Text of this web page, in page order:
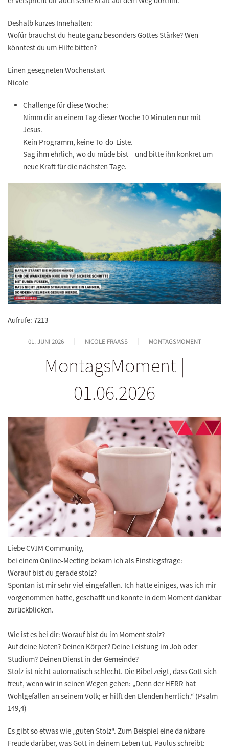
Deshalb kurzes Innehalten:
Wofür brauchst du heute ganz besonders Gottes Stärke? Wen
könntest du um Hilfe bitten?
Einen gesegneten Wochenstart
Nicole
Challenge für diese Woche:
Nimm dir an einem Tag dieser Woche 10 Minuten nur mit
Jesus.
Kein Programm, keine To-do-Liste.
Sag ihm ehrlich, wo du müde bist – und bitte ihn konkret um
neue Kraft für die nächsten Tage.
Aufrufe: 7213
01. JUNI 2026 NICOLE FRAASS MONTAGSMOMENT
MontagsMoment |
01.06.2026
Liebe CVJM Community,
bei einem Online-Meeting bekam ich als Einstiegsfrage:
Worauf bist du gerade stolz?
Spontan ist mir sehr viel eingefallen. Ich hatte einiges, was ich mir
vorgenommen hatte, geschafft und konnte in dem Moment dankbar
zurückblicken.
Wie ist es bei dir: Worauf bist du im Moment stolz?
Auf deine Noten? Deinen Körper? Deine Leistung im Job oder
Studium? Deinen Dienst in der Gemeinde?
Stolz ist nicht automatisch schlecht. Die Bibel zeigt, dass Gott sich
freut, wenn wir in seinen Wegen gehen: „Denn der HERR hat
Wohlgefallen an seinem Volk; er hilft den Elenden herrlich.“ (Psalm
149,4)
Es gibt so etwas wie „guten Stolz“. Zum Beispiel eine dankbare
Freude darüber, was Gott in deinem Leben tut. Paulus schreibt: